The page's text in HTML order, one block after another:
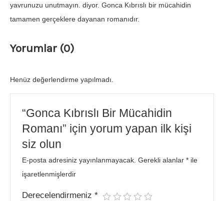
yavrunuzu unutmayın. diyor. Gonca Kıbrıslı bir mücahidin
tamamen gerçeklere dayanan romanıdır.
Yorumlar (0)
Henüz değerlendirme yapılmadı.
“Gonca Kıbrıslı Bir Mücahidin
Romanı” için yorum yapan ilk kişi
siz olun
E-posta adresiniz yayınlanmayacak. Gerekli alanlar* ile
işaretlenmişlerdir
Derecelendirmeniz*